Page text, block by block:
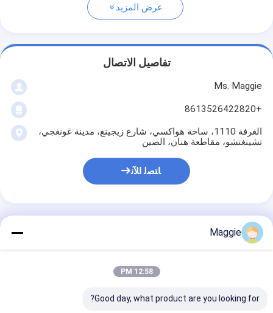
عرض المزيد
تفاصيل الاتصال
Ms. Maggie
+8613526422820
الغرفة 1110، ساحة هواكسي، شارع زيجينغ، مدينة غونغجي،
تشينغتشو، مقاطعة هنان، الصين
ﺎﺘﺼﻟ ﺍﻶﻧ
قطعة معدنية أفقية آلة
Maggie
12:58 PM
Good day, what product are you looking for?